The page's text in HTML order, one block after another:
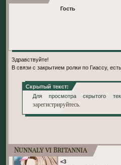
Гость
Здравствуйте!
В связи с закрытием ролки по Гиассу,
Скрытый текст:
Для просмотра скрытого
зарегистрируйтесь.
Nunnaly vi Britannia
<3